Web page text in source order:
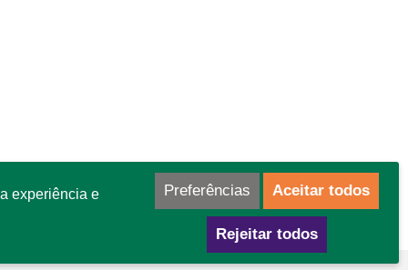
experiência e
Preferências Aceitar todos
Rejeitar todos